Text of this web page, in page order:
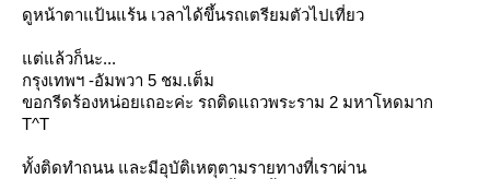
ดูหน้าตาแป้นแร้น เวลาได้ขึ้นรถเตรียมตัวไปเที่ยว
ต่แล้วก็นะ...
กรุงเทพฯ -อัมพวา 5 ชม.เต็ม
ขอกรีดร้องหน่อยเถอะค่ะ รถติดแถวพระราม 2 มหาโหดมาก
T^T
ทั้งติดทำถนน และมีอุบัติเหตุตามรายทางที่เราผ่าน